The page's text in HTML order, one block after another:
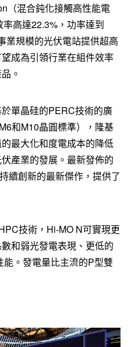
（混合鈍化接觸高性能電
高達22.3%，功率達到
業規模的光伏電站提供超高
成為引領行業在組件效率
。
單晶硅的PERC技術的廣
和M10晶圓標準），隆基
最大化和度電成本的降低
產業的發展。最新發佈的
續創新的最新傑作，提供了
技術，Hi-MO N可實現更
和弱光發電表現、更低的
。發電量比主流的P型雙